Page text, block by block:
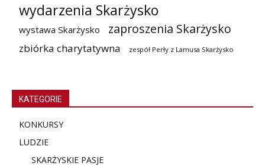
wydarzenia Skarżysko
wystawa Skarżysko zaproszenia Skarżysko
zbiórka charytatywna zespół Perły z Lamusa Skarżysko
KATEGORIE
KONKURSY
LUDZIE
SKARŻYSKIE PASJE